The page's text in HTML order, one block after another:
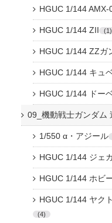
HGUC 1/144 AMX-
HGUC 1/144 ZII 1
HGUC 1/144 ZZガ
HGUC 1/144 キュ
HGUC 1/144 ドー
09_機動戦士ガンダム
1/550 α・アジール
HGUC 1/144 ジェ
HGUC 1/144 ホビ
HGUC 1/144 ヤク
4